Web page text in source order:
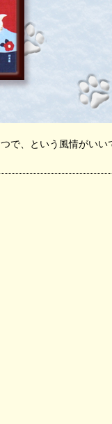
で、という風情がいい